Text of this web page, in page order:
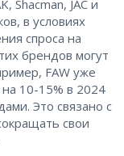
Shacman, JAC и
в условиях
спроса на
брендов могут
FAW уже
10-15% в 2024
Это связано с
свои